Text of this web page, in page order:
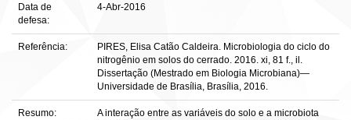
Data de
defesa:
4-Abr-2016
Referência:
PIRES, Elisa Catão Caldeira. Microbiologia do ciclo do
nitrogênio em solos do cerrado. 2016. xi, 81 f., il.
Dissertação (Mestrado em Biologia Microbiana)—
Universidade de Brasília, Brasília, 2016.
Resumo:
A interação entre as variáveis do solo e a microbiota